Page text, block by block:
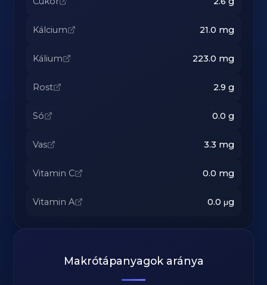
Kálcium 21.0 mg
Kálium 223.0 mg
Rost 2.9 g
Só 0.0 g
Vas 3.3 mg
Vitamin C 0.0 mg
Vitamin A 0.0 μg
Makrótápanyagok aránya